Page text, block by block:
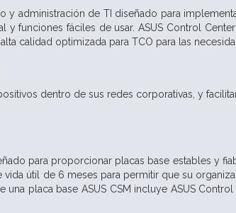
y administración de TI diseñado para
funciones fáciles de usar. ASUS Control
calidad optimizada para TCO para las
dentro de sus redes corporativas, y
para proporcionar placas base estables y
útil de 6 meses para permitir que su
placa base ASUS CSM incluye ASUS